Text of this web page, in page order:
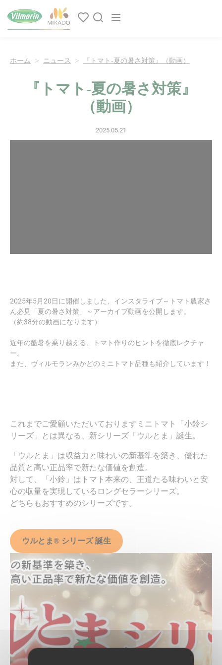
Main navigation
ホーム ニュース 『トマト-夏の暑さ対策』（動画）
『トマト-夏の暑さ対策』
（動画）
2025.05.21
2025年5月20日に開催しました、インスタライブ～トマト農家さ
ん必見「夏の暑さ対策」～アーカイブ動画を公開します。
（約38分の動画になります）
近年の酷暑を乗り越える、トマト作りのヒントを徹底レクチャ
ー。
また、ヴィルモランみかどのミニトマト品種も紹介しています！
これまでご愛顧いただいておりますミニトマト「小鈴シ
リーズ」とは異なる、新シリーズ「ウルとま」誕生。
「ウルとま」は収益力と味わいの新基準を築き、優れた
品質と高い正品率で新たな価値を創造。
対して、「小鈴」はトマト本来の、王道たる味わいと安
心の収量を実現しているロングセラーシリーズ。
どちらもおすすめのシリーズです。
ウルとま® シリーズ 誕生
クッキー利用の管理について